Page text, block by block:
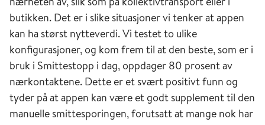
butikken. Det er i slike situasjoner vi tenker at appen
kan ha størst nytteverdi. Vi testet to ulike
konfigurasjoner, og kom frem til at den beste, som er i
bruk i Smittestopp i dag, oppdager 80 prosent av
nærkontaktene. Dette er et svært positivt funn og
tyder på at appen kan være et godt supplement til den
manuelle smittesporingen, forutsatt at mange nok har